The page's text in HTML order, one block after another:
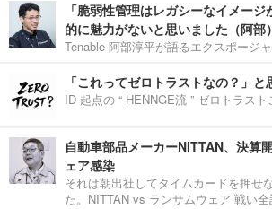
「脆弱性管理はレガシーなイメー
的に魅力がないと思いました（阿部
Tenable 阿部淳平が語るエクスポージ
「これってゼロトラストなの？」
ID 起点の “ HENNGE流 ” ゼロトラスト
自動車部品メーカーNITTAN、決算
ェア感染
それは朝出社してタイムカードを押せ
た。NITTAN vs ランサムウェア 戦い